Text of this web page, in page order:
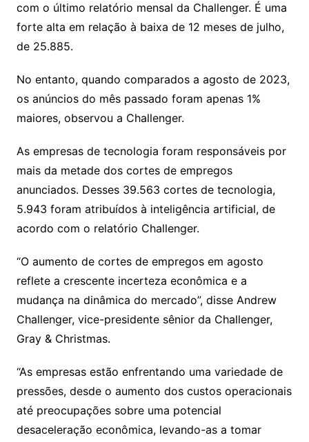
com o último relatório mensal da Challenger. É uma
forte alta em relação à baixa de 12 meses de julho,
de 25.885.
No entanto, quando comparados a agosto de 2023,
os anúncios do mês passado foram apenas 1%
maiores, observou a Challenger.
As empresas de tecnologia foram responsáveis ​​por
mais da metade dos cortes de empregos
anunciados. Desses 39.563 cortes de tecnologia,
5.943 foram atribuídos à inteligência artificial, de
acordo com o relatório Challenger.
“O aumento de cortes de empregos em agosto
reflete a crescente incerteza econômica e a
mudança na dinâmica do mercado”, disse Andrew
Challenger, vice-presidente sênior da Challenger,
Gray & Christmas.
“As empresas estão enfrentando uma variedade de
pressões, desde o aumento dos custos operacionais
até preocupações sobre uma potencial
desaceleração econômica, levando-as a tomar